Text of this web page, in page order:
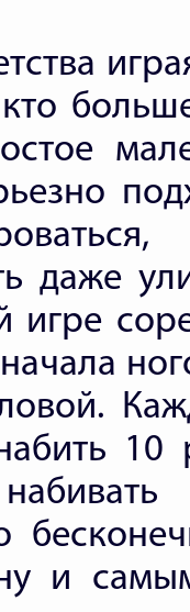
даже
игре
и